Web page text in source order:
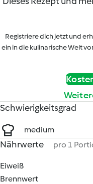
Registriere dich jetzt und
ein in die kulinarische Welt
Schwierigkeitsgrad
medium
Nährwerte pro 1
Eiweiß
Brennwert